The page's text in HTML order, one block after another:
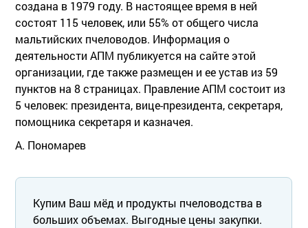
создана в 1979 году. В настоящее время в ней
состоят 115 человек, или 55% от общего числа
мальтийских пчеловодов. Информация о
деятельности АПМ публикуется на сайте этой
организации, где также размещен и ее устав из 59
пунктов на 8 страницах. Правление АПМ состоит из
5 человек: президента, вице-президента, секретаря,
помощника секретаря и казначея.
А. Пономарев
Купим Ваш мёд и продукты пчеловодства в
больших объемах. Выгодные цены закупки.